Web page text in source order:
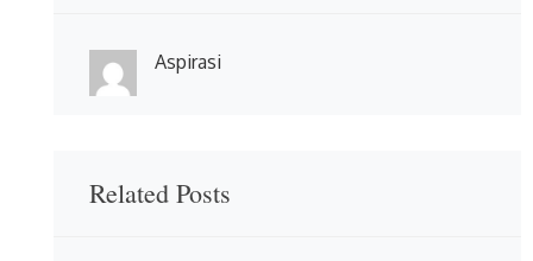
Aspirasi
Related Posts